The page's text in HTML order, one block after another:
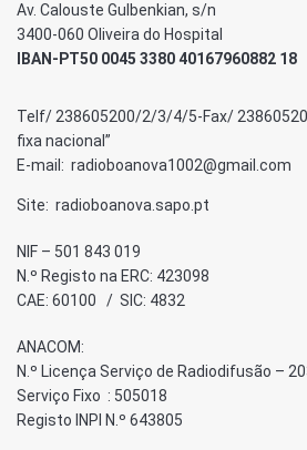
Av. Calouste Gulbenkian, s/n
3400-060 Oliveira do Hospital
IBAN-PT50 0045 3380 40167960882 18
Telf/ 238605200/2/3/4/5-Fax/
fixa nacional”
E-mail: radioboanova1002@gmail.com
Site: radioboanova.sapo.pt
NIF – 501 843 019
N.º Registo na ERC: 423098
CAE: 60100 / SIC: 4832
ANACOM:
N.º Licença Serviço de Radiodifusão –
Serviço Fixo : 505018
Registo INPI N.º 643805